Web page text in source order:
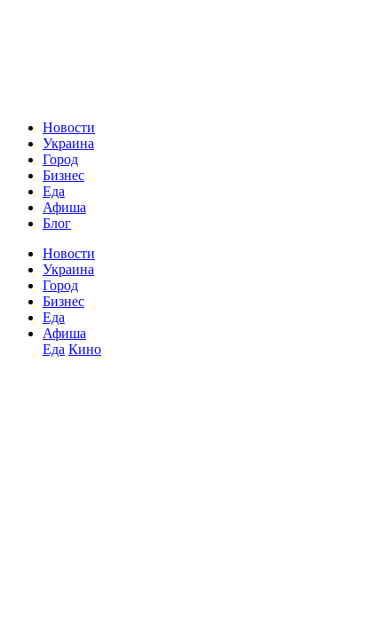
Новости
Украина
Город
Бизнес
Еда
Афиша
Блог
Новости
Украина
Город
Бизнес
Еда
Афиша
Еда Кино